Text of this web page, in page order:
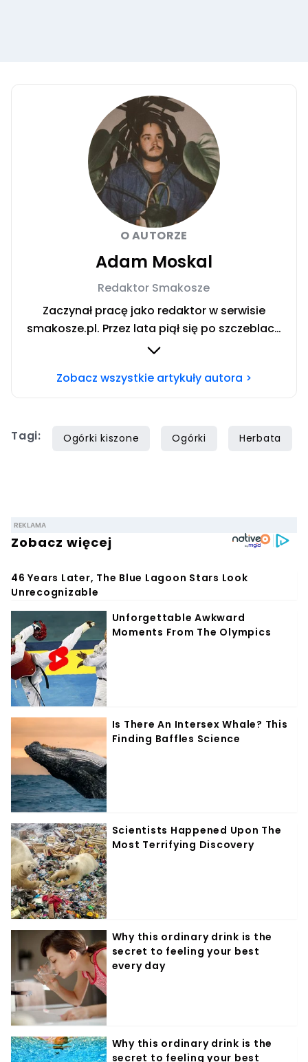
O AUTORZE
Adam Moskal
Redaktor Smakosze
Zaczynał pracę jako redaktor w serwisie
smakosze.pl. Przez lata piął się po szczeblach
przez stanowiska wydawnicze, w serwisach
oraz papilot.pl. Przez ponad rok dbał o serwis
siedem lat, lecz gotowaniem i pisaniem o
Zobacz wszystkie artykuły autora >
Tagi: Ogórki kiszone Ogórki Herbata